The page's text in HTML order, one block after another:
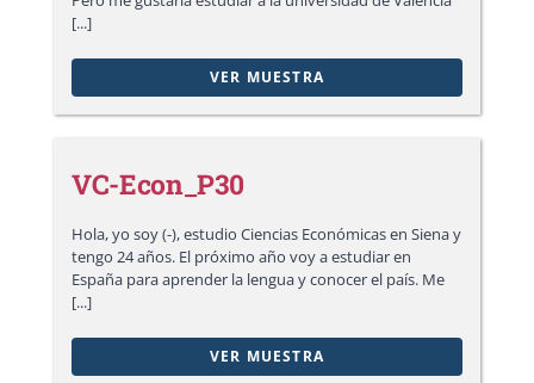
[...]
VER MUESTRA
VC-Econ_P30
Hola, yo soy (-), estudio Ciencias Económicas en Siena y
tengo 24 años. El próximo año voy a estudiar en
España para aprender la lengua y conocer el país. Me
[...]
VER MUESTRA